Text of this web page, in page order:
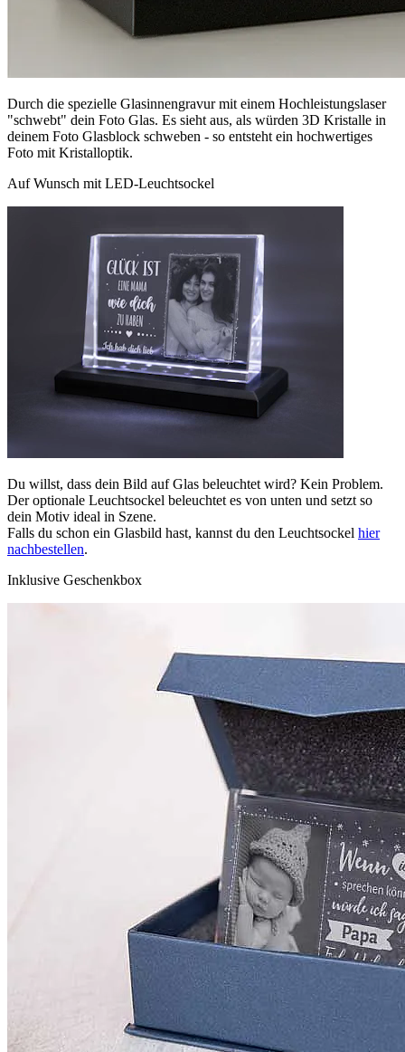
Durch die spezielle Glasinnengravur mit einem Hochleistungslaser
"schwebt" dein Foto Glas. Es sieht aus, als würden 3D Kristalle in
deinem Foto Glasblock schweben - so entsteht ein hochwertiges
Foto mit Kristalloptik.
Auf Wunsch mit LED-Leuchtsockel
Du willst, dass dein Bild auf Glas beleuchtet wird? Kein Problem.
Der optionale Leuchtsockel beleuchtet es von unten und setzt so
dein Motiv ideal in Szene.
Falls du schon ein Glasbild hast, kannst du den Leuchtsockel hier
nachbestellen.
Inklusive Geschenkbox